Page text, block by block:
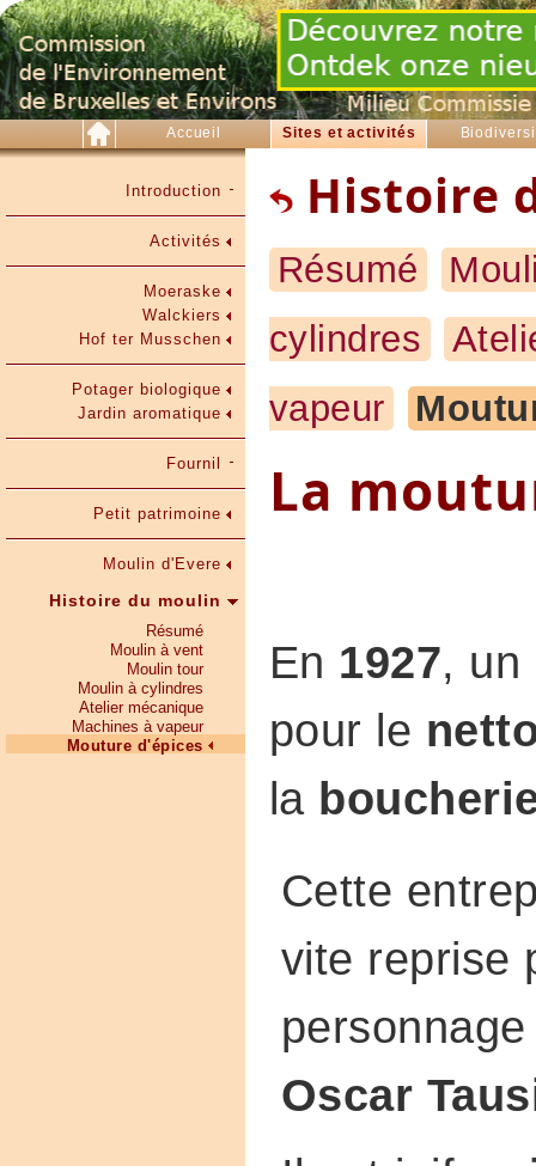
Accueil Sites et activités
Introduction
Activités
Moeraske
Walckiers
Hof ter Musschen
Potager biologique
Jardin aromatique
Fournil
Petit patrimoine
Moulin d'Evere
Histoire du moulin
Résumé
Moulin à vent
Moulin tour
Moulin à cylindres
Atelier mécanique
Machines à vapeur
Mouture d'épices
Histoire
Résumé
cylindres
vapeur
La
En 1927,
pour le
la
Cette
vite reprise
Oscar